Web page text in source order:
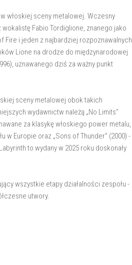
włoskiej sceny metalowej. Wczesny
Fabio Tordiglione, znanego jako
Fire i jeden z najbardziej rozpoznawalnych
Lione na drodze do międzynarodowej
uznawanego dziś za ważny punkt
sceny metalowej obok takich
wydawnictw należą „No Limits"
za klasykę włoskiego power metalu,
w Europie oraz „Sons of Thunder" (2000) -
to wydany w 2025 roku doskonały
wszystkie etapy działalności zespołu -
utwory.